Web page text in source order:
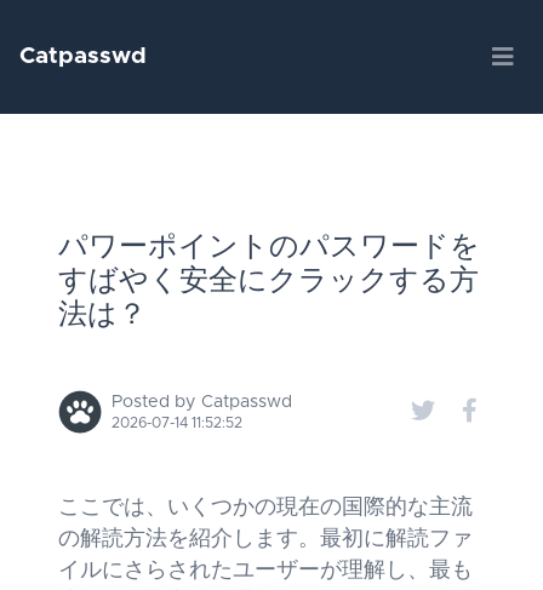
Catpasswd
パワーポイントのパスワードを
すばやく安全にクラックする方
法は？
Posted by Catpasswd
2026-07-14 11:52:52
ここでは、いくつかの現在の国際的な主流
の解読方法を紹介します。最初に解読ファ
イルにさらされたユーザーが理解し、最も